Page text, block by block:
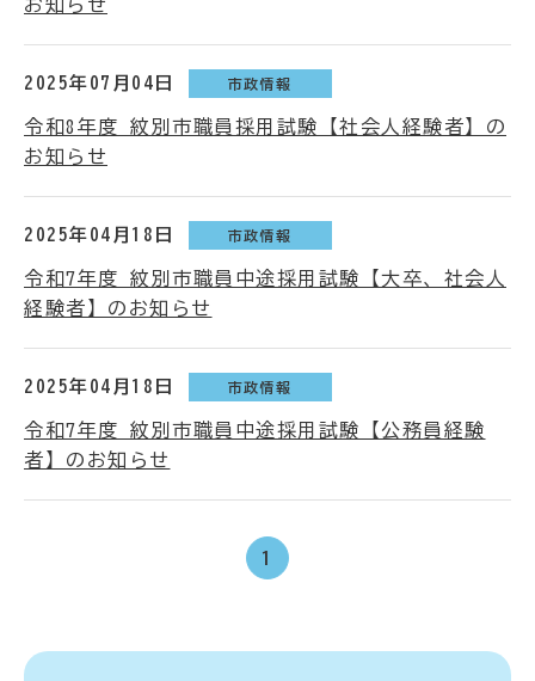
お知らせ
2025年07月04日 市政情報
令和8年度 紋別市職員採用試験【社会人経験者】の
お知らせ
2025年04月18日 市政情報
令和7年度 紋別市職員中途採用試験【大卒、社会人
経験者】のお知らせ
2025年04月18日 市政情報
令和7年度 紋別市職員中途採用試験【公務員経験
者】のお知らせ
1